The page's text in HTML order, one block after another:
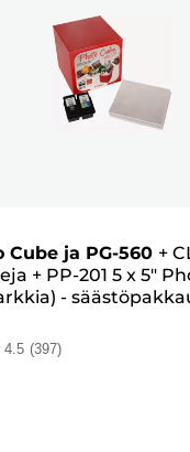
Cube ja PG-560 +
+ PP-201 5 x 5"
-
4.5 (397)